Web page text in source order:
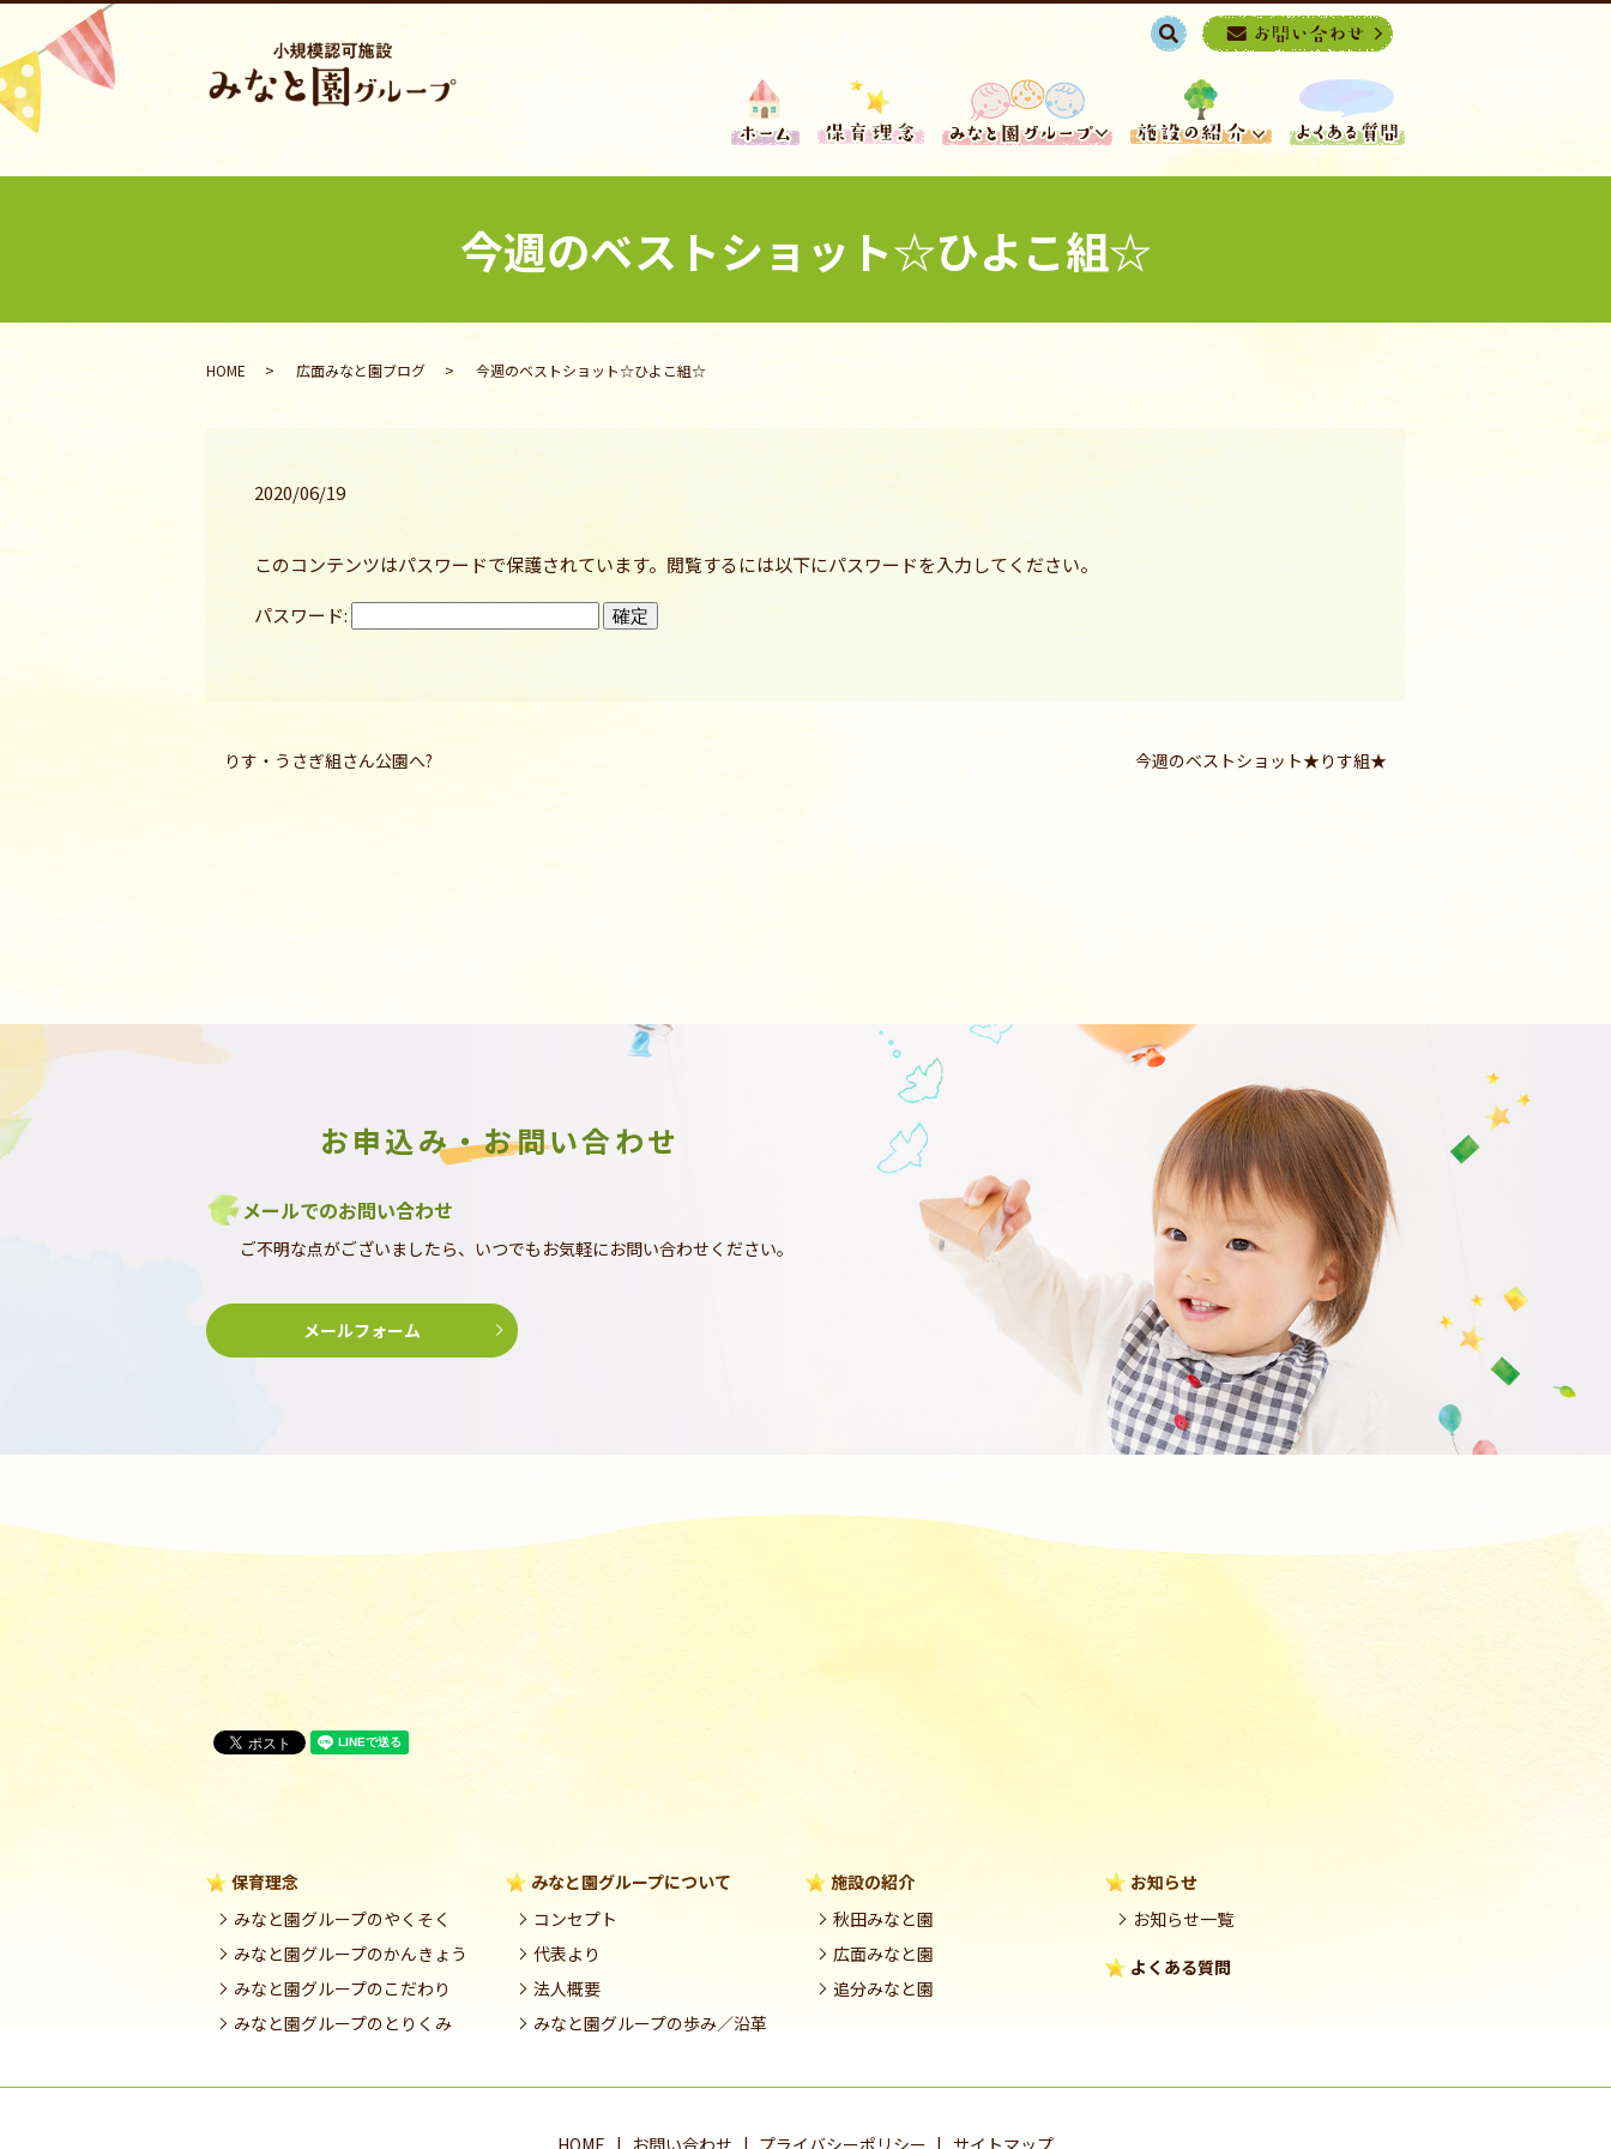
search
今週のベストショット☆ひよこ組☆
HOME 広面みなと園ブログ 今週のベストショット☆ひよこ組☆
2020/06/19
このコンテンツはパスワードで保護されています。閲覧するには以下にパスワードを入力してください。
パスワード:
りす・うさぎ組さん公園へ? 今週のベストショット★りす組★
お申込み・お問い合わせ
メールでのお問い合わせ
ご不明な点がございましたら、いつでもお気軽にお問い合わせください。
メールフォーム
保育理念
みなと園グループのやくそく
みなと園グループのかんきょう
みなと園グループのこだわり
みなと園グループのとりくみ
みなと園グループについて
コンセプト
代表より
法人概要
みなと園グループの歩み／沿革
施設の紹介
秋田みなと園
広面みなと園
追分みなと園
お知らせ
お知らせ一覧
よくある質問